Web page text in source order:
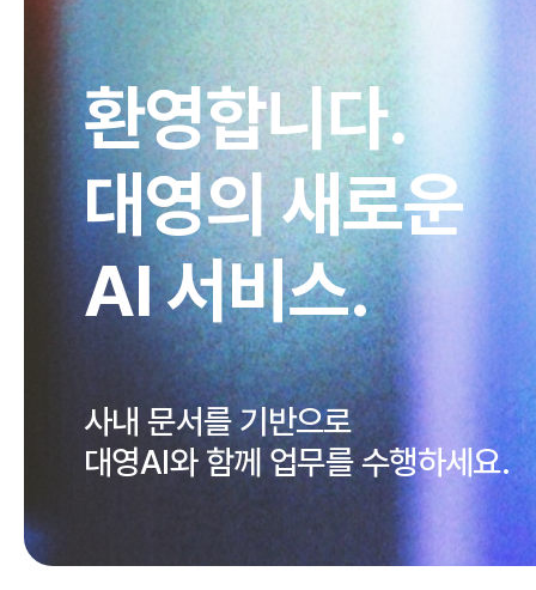
환영합니다.
대영의 새로운
AI 서비스.
사내 문서를 기반으로
대영AI와 함께 업무를 수행하세요.